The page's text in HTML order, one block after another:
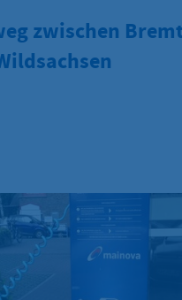
zwischen